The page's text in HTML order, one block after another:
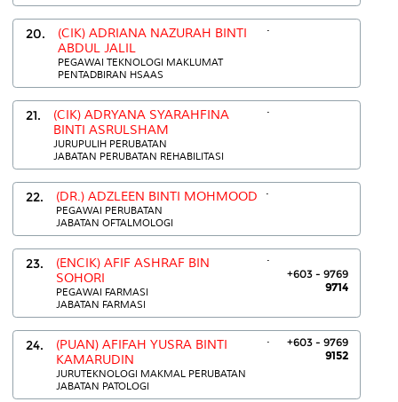
20.
(CIK) ADRIANA NAZURAH BINTI
ABDUL JALIL
PEGAWAI TEKNOLOGI MAKLUMAT
PENTADBIRAN HSAAS
.
21.
(CIK) ADRYANA SYARAHFINA
BINTI ASRULSHAM
JURUPULIH PERUBATAN
JABATAN PERUBATAN REHABILITASI
.
22. (DR.) ADZLEEN BINTI MOHMOOD
PEGAWAI PERUBATAN
JABATAN OFTALMOLOGI
.
23.
(ENCIK) AFIF ASHRAF BIN
SOHORI
PEGAWAI FARMASI
JABATAN FARMASI
.
+603 - 9769
9714
24.
(PUAN) AFIFAH YUSRA BINTI
KAMARUDIN
JURUTEKNOLOGI MAKMAL PERUBATAN
JABATAN PATOLOGI
.
+603 - 9769
9152